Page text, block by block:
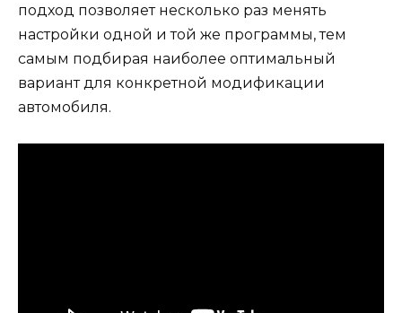
подход позволяет несколько раз менять
настройки одной и той же программы, тем
самым подбирая наиболее оптимальный
вариант для конкретной модификации
автомобиля.